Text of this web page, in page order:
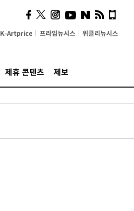
K-Artprice 프라임뉴시스 위클리뉴시스
제휴 콘텐츠 제보